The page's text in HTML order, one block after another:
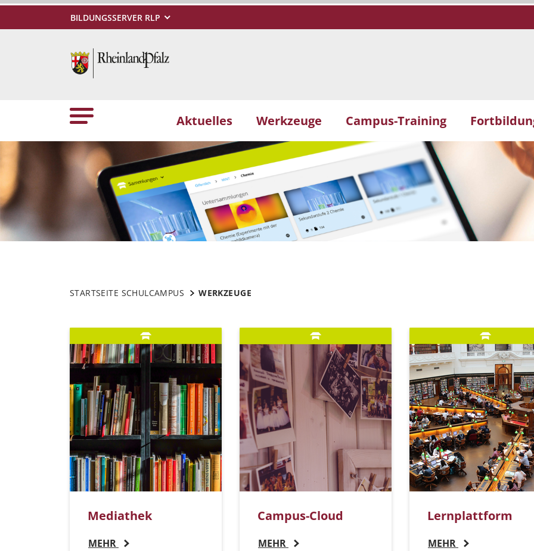
BILDUNGSSERVER RLP
Aktuelles Werkzeuge Campus-Training
STARTSEITE SCHULCAMPUS WERKZEUGE
Mediathek
MEHR
Campus-Cloud
MEHR
Lernplattform
MEHR